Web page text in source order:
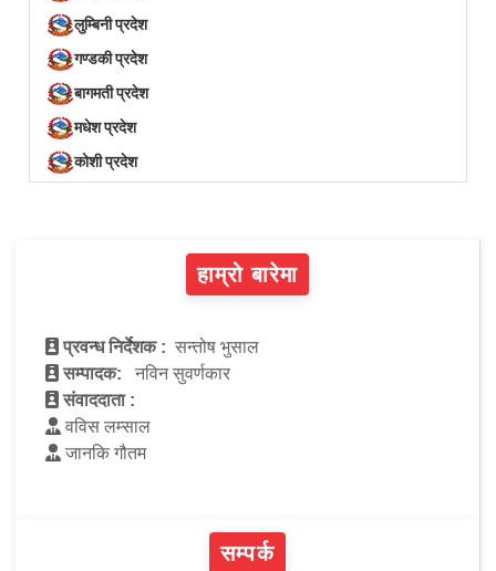
लुम्बिनी प्रदेश
गण्डकी प्रदेश
बागमती प्रदेश
मधेश प्रदेश
कोशी प्रदेश
हाम्रो बारेमा
प्रवन्ध निर्देशक : सन्तोष भुसाल
सम्पादक:
नविन सुवर्णकार
संवाददाता :
वविस लम्साल
जानकि गौतम
सम्पर्क